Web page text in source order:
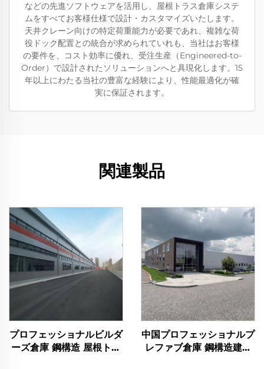
などの先進ソフトウェアを活用し、屋根トラス倉庫システ
ムをすべてお客様仕様で設計・カスタマイズいたします。
天井クレーン向けの特定荷重能力が必要であれ、複雑な荷
役ドック配置との統合が求められていれも、当社はお客様
の要件を、コスト効率に優れ、受注生産（Engineered-to-
Order）で設計されたソリューションへと具現化します。15
年以上にわたる当社の豊富な経験により、性能最適化が確
実に保証されます。
関連製品
プロフェッショナルビルダ
ーズ倉庫 鋼構造 屋根トラ
中国プロフェッショナルプ
レファブ倉庫 鋼構造建築